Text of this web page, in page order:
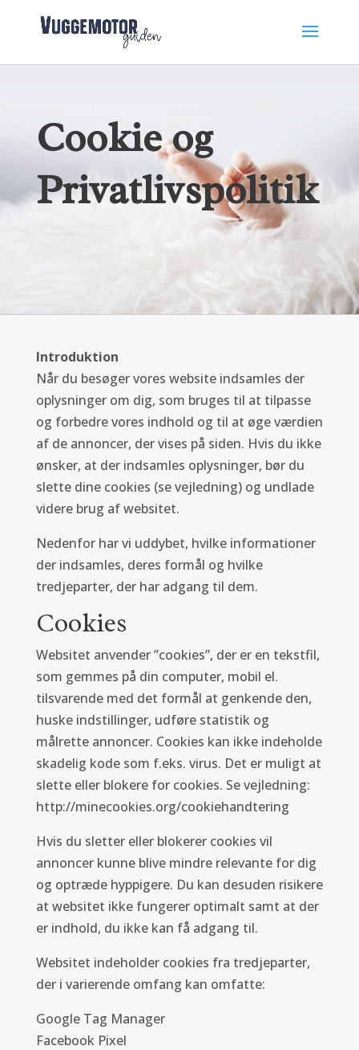
Cookie og
Privatlivspolitik
Introduktion
Når du besøger vores website indsamles der
oplysninger om dig, som bruges til at tilpasse
og forbedre vores indhold og til at øge værdien
af de annoncer, der vises på siden. Hvis du ikke
ønsker, at der indsamles oplysninger, bør du
slette dine cookies (se vejledning) og undlade
videre brug af websitet.
Nedenfor har vi uddybet, hvilke informationer
der indsamles, deres formål og hvilke
tredjeparter, der har adgang til dem.
Cookies
Websitet anvender ”cookies”, der er en tekstfil,
som gemmes på din computer, mobil el.
tilsvarende med det formål at genkende den,
huske indstillinger, udføre statistik og
målrette annoncer. Cookies kan ikke indeholde
skadelig kode som f.eks. virus. Det er muligt at
slette eller blokere for cookies. Se vejledning:
http://minecookies.org/cookiehandtering
Hvis du sletter eller blokerer cookies vil
annoncer kunne blive mindre relevante for dig
og optræde hyppigere. Du kan desuden risikere
at websitet ikke fungerer optimalt samt at der
er indhold, du ikke kan få adgang til.
Websitet indeholder cookies fra tredjeparter,
der i varierende omfang kan omfatte:
Google Tag Manager
Facebook Pixel